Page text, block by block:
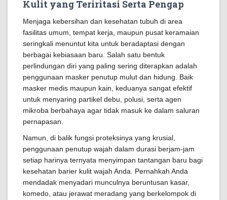
Kulit yang Teriritasi Serta Pengap
Menjaga kebersihan dan kesehatan tubuh di area
fasilitas umum, tempat kerja, maupun pusat keramaian
seringkali menuntut kita untuk beradaptasi dengan
berbagai kebiasaan baru. Salah satu bentuk
perlindungan diri yang paling sering diterapkan adalah
penggunaan masker penutup mulut dan hidung. Baik
masker medis maupun kain, keduanya sangat efektif
untuk menyaring partikel debu, polusi, serta agen
mikroba berbahaya agar tidak masuk ke dalam saluran
pernapasan.
Namun, di balik fungsi proteksinya yang krusial,
penggunaan penutup wajah dalam durasi berjam-jam
setiap harinya ternyata menyimpan tantangan baru bagi
kesehatan barier kulit wajah Anda. Pernahkah Anda
mendadak menyadari munculnya beruntusan kasar,
komedo, atau jerawat meradang yang berkelompok di